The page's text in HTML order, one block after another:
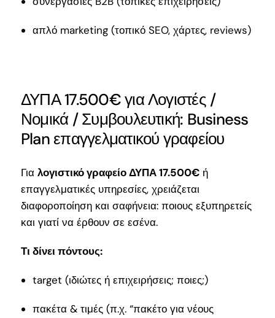
απλό marketing (τοπικό SEO, χάρτες, reviews)
ΔΥΠΑ 17.500€ για Λογιστές /
Νομικά / Συμβουλευτική: Business
Plan επαγγελματικού γραφείου
Για λογιστικό γραφείο ΔΥΠΑ 17.500€ ή
επαγγελματικές υπηρεσίες, χρειάζεται
διαφοροποίηση και σαφήνεια: ποιους εξυπηρετείς
και γιατί να έρθουν σε εσένα.
Τι δίνει πόντους:
target (ιδιώτες ή επιχειρήσεις; ποιες;)
πακέτα & τιμές (π.χ. “πακέτο για νέους